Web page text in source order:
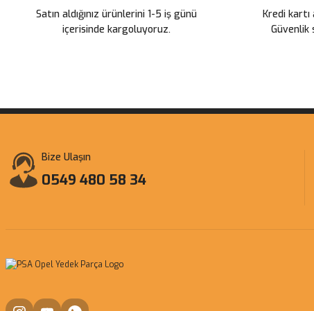
Satın aldığınız ürünlerini 1-5 iş günü
içerisinde kargoluyoruz.
Kredi kartı
Güvenlik
Bize Ulaşın
0549 480 58 34